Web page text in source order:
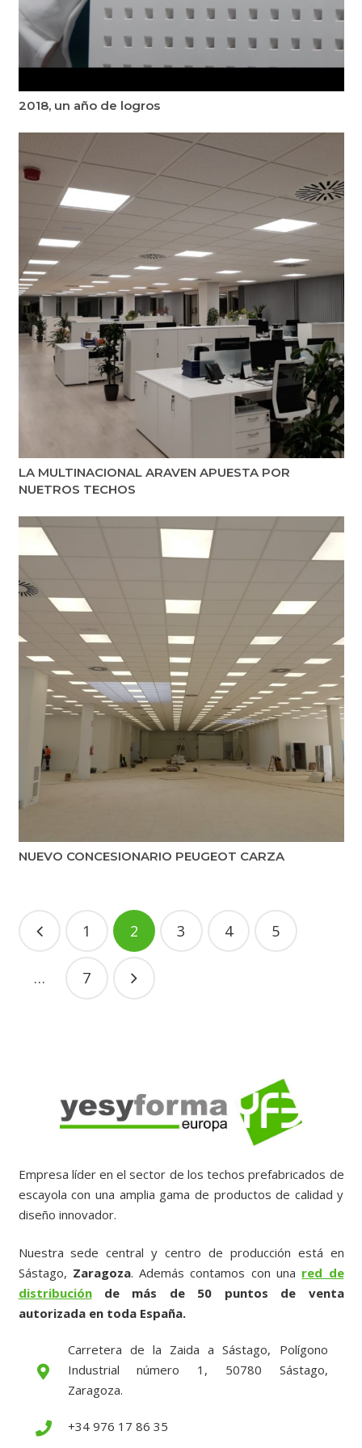
2018, un año de logros
LA MULTINACIONAL ARAVEN APUESTA POR
NUETROS TECHOS
NUEVO CONCESIONARIO PEUGEOT CARZA
Navegación
entradas
1 2 3 4 5
… 7
Empresa líder en el sector de los techos prefabricados de
escayola con una amplia gama de productos de calidad y
diseño innovador.
Nuestra sede central y centro de producción está en
Sástago, Zaragoza. Además contamos con una red de
distribuciónde más de 50 puntos de venta
autorizada en toda España.
Carretera de la Zaida a Sástago, Polígono
Industrial número 1, 50780 Sástago,
Zaragoza.
+34 976 17 86 35